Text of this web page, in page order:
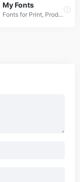
My Fonts
Fonts for Print, Products & Screens